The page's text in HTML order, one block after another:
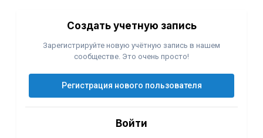
Создать учетную запись
Зарегистрируйте новую учётную запись в нашем
сообществе. Это очень просто!
Регистрация нового пользователя
Войти